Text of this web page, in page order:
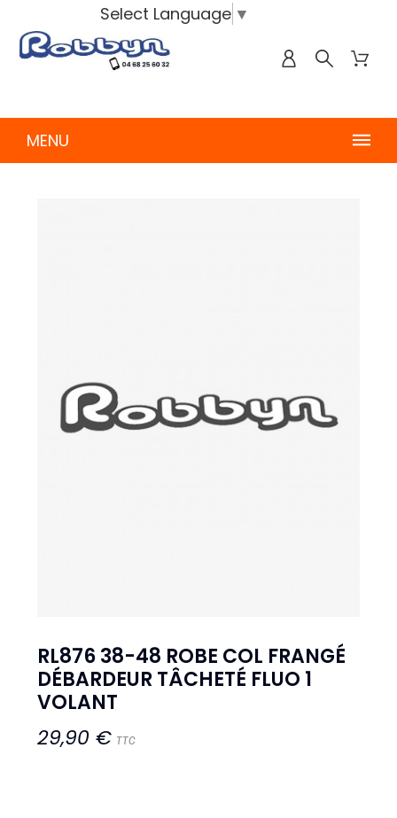
Select Language ▼
MENU
RL876 38-48 ROBE COL FRANGÉ
DÉBARDEUR TÂCHETÉ FLUO 1
VOLANT
29,90 € TTC